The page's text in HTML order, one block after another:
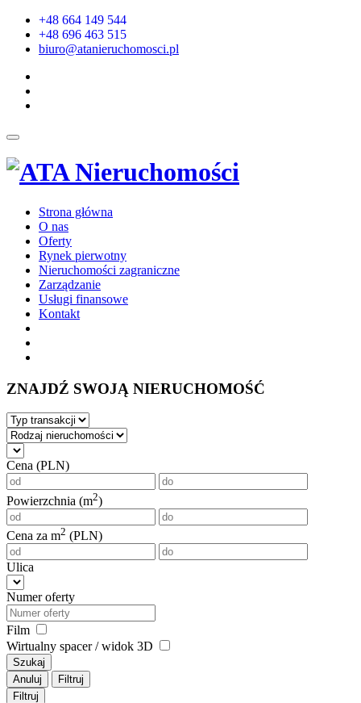
+48 664 149 544
+48 696 463 515
biuro@atanieruchomosci.pl
Strona główna
O nas
Oferty
Rynek pierwotny
Nieruchomości zagraniczne
Zarządzanie
Usługi finansowe
Kontakt
ZNAJDŹ SWOJĄ NIERUCHOMOŚĆ
Cena (PLN)
Powierzchnia (m2)
Cena za m2 (PLN)
Ulica
Numer oferty
Film
Wirtualny spacer / widok 3D
Szukaj
Anuluj
Filtruj
Filtruj